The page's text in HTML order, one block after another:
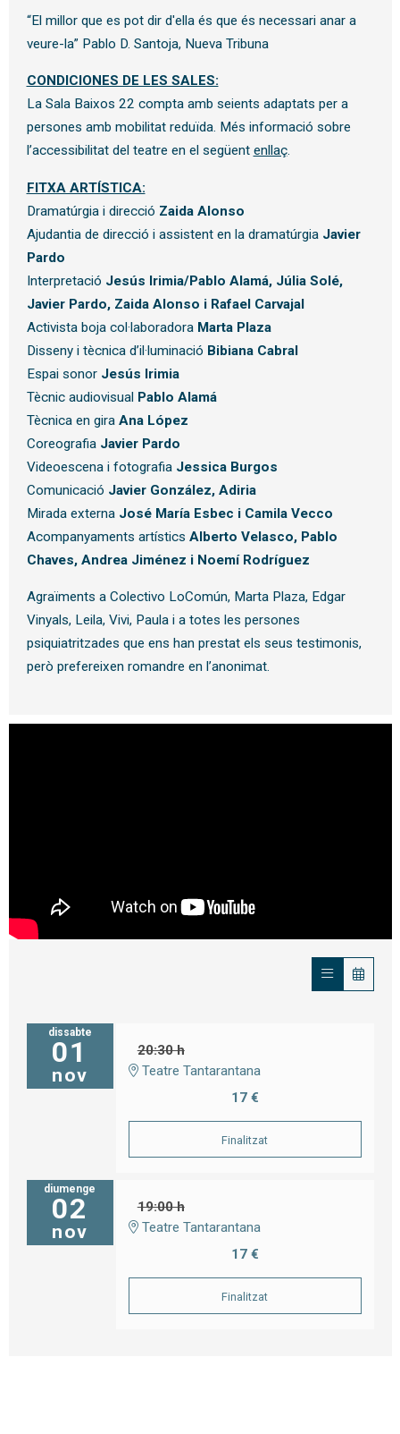
“El millor que es pot dir d'ella és que és necessari anar a
veure-la” Pablo D. Santoja, Nueva Tribuna
CONDICIONES DE LES SALES:
La Sala Baixos 22 compta amb seients adaptats per a
persones amb mobilitat reduïda. Més informació sobre
l’accessibilitat del teatre en el següent enllaç.
FITXA ARTÍSTICA:
Dramatúrgia i direcció Zaida Alonso
Ajudantia de direcció i assistent en la dramatúrgiaJavier
Pardo
Interpretació Jesús Irimia/Pablo Alamá, Júlia Solé,
Javier Pardo, Zaida Alonso i Rafael Carvajal
Activista boja col·laboradora Marta Plaza
Disseny i tècnica d’il·luminació Bibiana Cabral
Espai sonor Jesús Irimia
Tècnic audiovisual Pablo Alamá
Tècnica en gira Ana López
CoreografiaJavier Pardo
Videoescena i fotografia Jessica Burgos
Comunicació Javier González, Adiria
Mirada externa José María Esbec i Camila Vecco
Acompanyaments artístics Alberto Velasco, Pablo
Chaves, Andrea Jiménez i Noemí Rodríguez
Agraïments a Colectivo LoComún, Marta Plaza, Edgar
Vinyals, Leila, Vivi, Paula i a totes les persones
psiquiatritzades que ens han prestat els seus testimonis,
però prefereixen romandre en l’anonimat.
dissabte
01
nov
20:30 h
Teatre Tantarantana
17 €
Finalitzat
diumenge
02
nov
19:00 h
Teatre Tantarantana
17 €
Finalitzat